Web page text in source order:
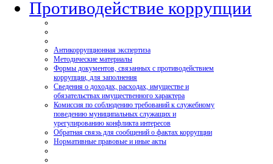
Противодействие коррупции
Антикоррупционная экспертиза
Методические материалы
Формы документов, связанных с противодействием
коррупции, для заполнения
Сведения о доходах, расходах, имуществе и
обязательствах имущественного характера
Комиссия по соблюдению требований к служебному
поведению муниципальных служащих и
урегулированию конфликта интересов
Обратная связь для сообщений о фактах коррупции
Нормативные правовые и иные акты